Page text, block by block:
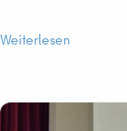
Weiterlesen